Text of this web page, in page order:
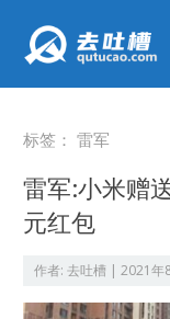
标签：雷军
雷军:小米赠
元红包
作者:去吐槽 |2021年